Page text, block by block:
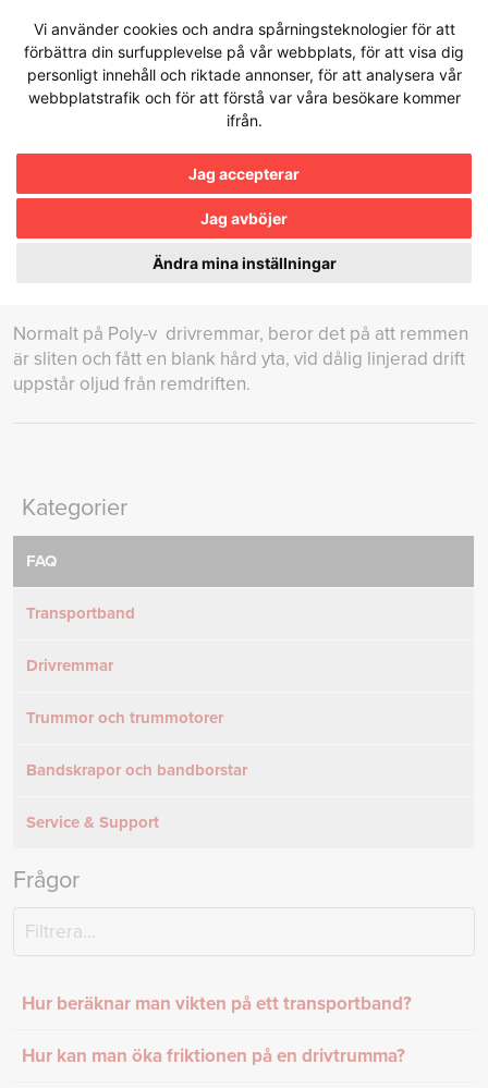
Vi använder cookies och andra spårningsteknologier för att
förbättra din surfupplevelse på vår webbplats, för att visa dig
personligt innehåll och riktade annonser, för att analysera vår
webbplatstrafik och för att förstå var våra besökare kommer
ifrån.
Jag accepterar
Jag avböjer
Ändra mina inställningar
innehållet
Kunskapsbanken
VARFÖR GNISSLAR DRIVREMMEN?
Normalt på Poly-v drivremmar, beror det på att remmen
är sliten och fått en blank hård yta, vid dålig linjerad drift
uppstår oljud från remdriften.
Kategorier
FAQ
Transportband
Drivremmar
Trummor och trummotorer
Bandskrapor och bandborstar
Service & Support
Frågor
Hur beräknar man vikten på ett transportband?
Hur kan man öka friktionen på en drivtrumma?